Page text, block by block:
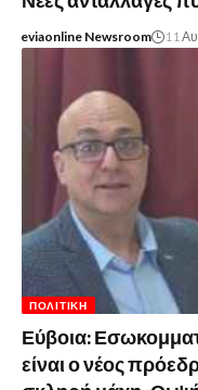
eviaonline Newsroom 11
ΠΟΛΙΤΙΚΉ
Εύβοια:
είναι ο νέος